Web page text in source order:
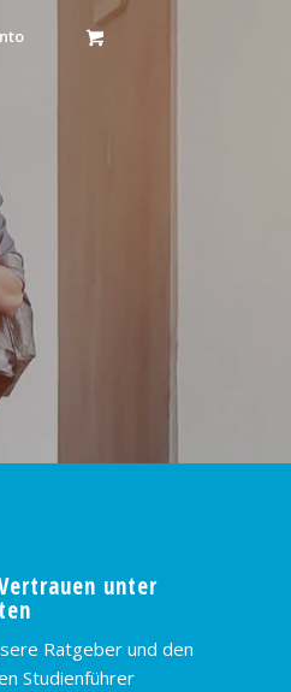
unter
Ratgeber und den
Studienführer